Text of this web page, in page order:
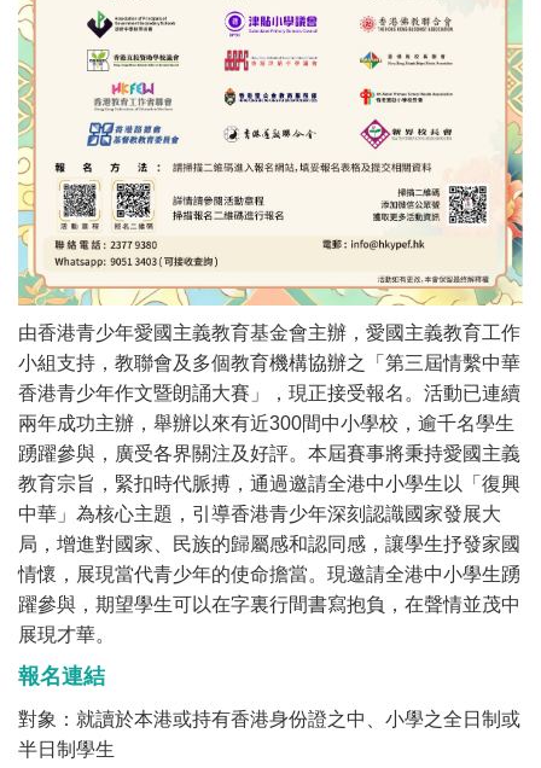
由香港青少年愛國主義教育基金會主辦，愛國主義教育工作
小組支持，教聯會及多個教育機構協辦之「第三屆情繫中華
香港青少年作文暨朗誦大賽」，現正接受報名。活動已連續
兩年成功主辦，舉辦以來有近300間中小學校，逾千名學生
踴躍參與，廣受各界關注及好評。本屆賽事將秉持愛國主義
教育宗旨，緊扣時代脈搏，通過邀請全港中小學生以「復興
中華」為核心主題，引導香港青少年深刻認識國家發展大
局，增進對國家、民族的歸屬感和認同感，讓學生抒發家國
情懷，展現當代青少年的使命擔當。現邀請全港中小學生踴
躍參與，期望學生可以在字裏行間書寫抱負，在聲情並茂中
展現才華。
報名連結
對象：就讀於本港或持有香港身份證之中、小學之全日制或
半日制學生